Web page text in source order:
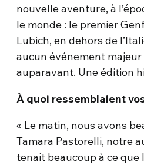
nouvelle aventure, à
le monde : le premier
Lubich, en dehors de
aucun événement majeur
auparavant. Une édition
À quoi ressemblaient
« Le matin, nous avons
Tamara Pastorelli, notre
tenait beaucoup à ce que